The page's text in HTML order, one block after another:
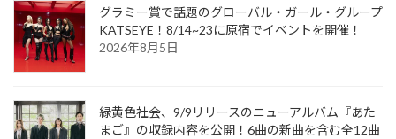
グラミー賞で話題のグローバル・ガール・グループ
KATSEYE！8/14~23に原宿でイベントを開催！
2026年8月5日
緑黄色社会、9/9リリースのニューアルバム『あた
まご』の収録内容を公開！6曲の新曲を含む全12曲